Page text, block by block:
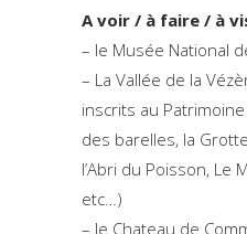
A voir / à faire / à
– le Musée National
– La Vallée de la
inscrits au
des barelles, la
l’Abri du Poisson, Le
etc…)
– le Chateau de